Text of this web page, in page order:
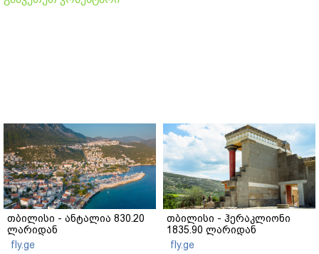
თბილისი - ანტალია 830.20
ლარიდან
fly.ge
თბილისი - ჰერაკლიონი
1835.90 ლარიდან
fly.ge